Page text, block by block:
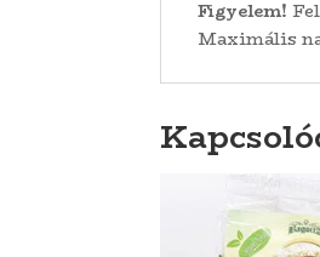
Figyelem!
Maximális